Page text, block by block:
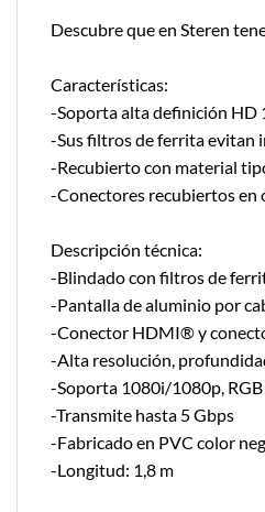
Descubre que en Steren
Características:
-Soporta alta definición HD
-Sus filtros de ferrita evitan
-Recubierto con material
-Conectores recubiertos en
Descripción técnica:
-Blindado con filtros de
-Pantalla de aluminio por
-Conector HDMI® y
-Alta resolución,
-Soporta 1080i/1080p,
-Transmite hasta 5 Gbps
-Fabricado en PVC color
-Longitud: 1,8 m